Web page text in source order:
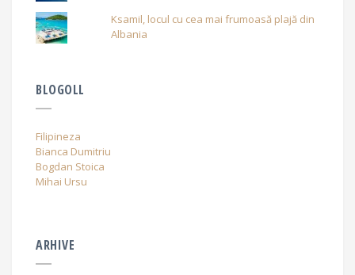
Ksamil, locul cu cea mai frumoasă plajă din
Albania
BLOGOLL
Filipineza
Bianca Dumitriu
Bogdan Stoica
Mihai Ursu
ARHIVE